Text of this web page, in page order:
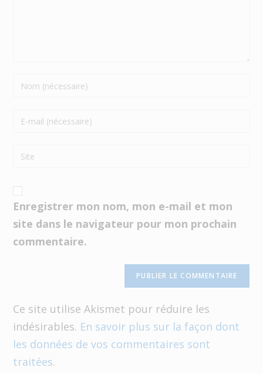
Enregistrer mon nom, mon e-mail et mon
site dans le navigateur pour mon prochain
commentaire.
Ce site utilise Akismet pour réduire les
indésirables. En savoir plus sur la façon dont
les données de vos commentaires sont
traitées.